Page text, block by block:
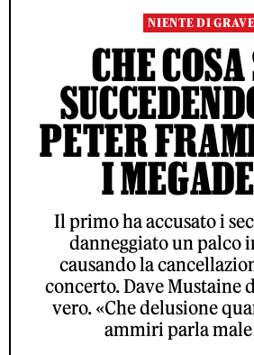
NIENTE DI GRAVE
CHE
PETER
I
Il primo ha accusato i
danneggiato un palco
causando la
concerto. Dave Mustaine
vero. «Che delusione
ammiri parla